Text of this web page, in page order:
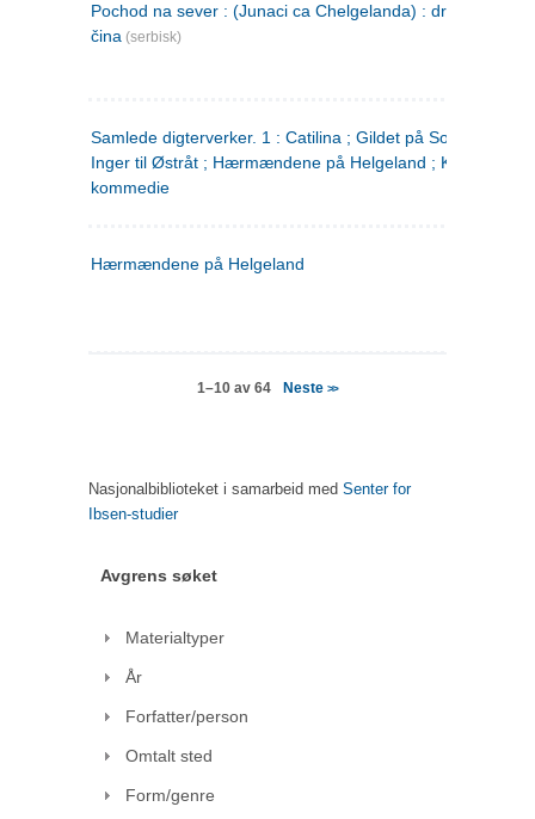
Pochod na sever : (Junaci ca Chelgelanda) : drama u četiri
čina (serbisk)
Samlede digterverker. 1 : Catilina ; Gildet på Solhaug ; Fru
Inger til Østråt ; Hærmændene på Helgeland ;
kommedie
Hærmændene på Helgeland
1–10 av 64 Neste>>
Nasjonalbiblioteket i samarbeid med Senter for
Ibsen-studier
Avgrens søket
Materialtyper
År
Forfatter/person
Omtalt sted
Form/genre